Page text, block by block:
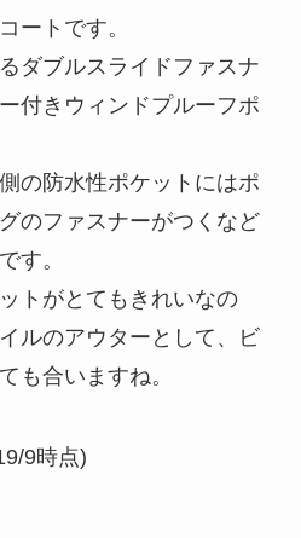
ートです。
ダブルスライドファスナ
付きウィンドプルーフポ
の防水性ポケットにはポ
のファスナーがつくなど
す。
トがとてもきれいなの
ルのアウターとして、ビ
も合いますね。
9時点)